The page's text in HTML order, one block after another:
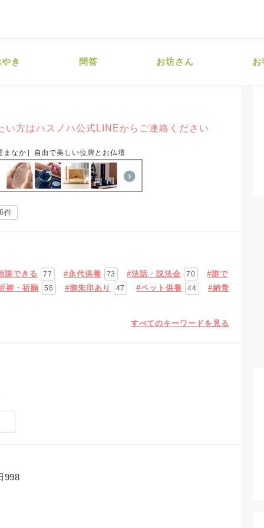
き 問答 お坊さん お
い方はハスノハ公式LINEからご連絡ください
まなか］自由で美しい位牌とお仏壇
件
談できる 77 #永代供養 73 #法話・説法会 70
#誰で
祷・祈願 56 #御朱印あり 47 #ペット供養 44
#納骨
すべてのキーワードを見る
998